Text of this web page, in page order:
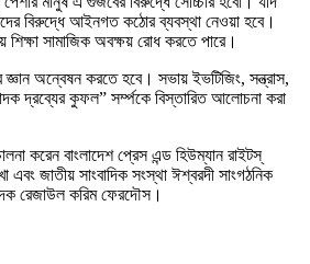
বিরুদ্ধে আইনগত কঠোর ব্যবস্থা নেওয়া হবে।
শিক্ষা সামাজিক অবক্ষয় রোধ করতে পারে।
জ্ঞান অন্বেষন করতে হবে। সভায় ইভটিজিং, সন্ত্রাস,
দ্রব্যের কুফল” সর্ম্পকে বিস্তারিত আলোচনা করা
করেন বাংলাদেশ প্রেস এন্ড হিউম্যান রাইটস্
এবং জাতীয় সাংবাদিক সংস্থা ঈশ্বরদী সাংগঠনিক
রেজাউল করিম ফেরদৌস।